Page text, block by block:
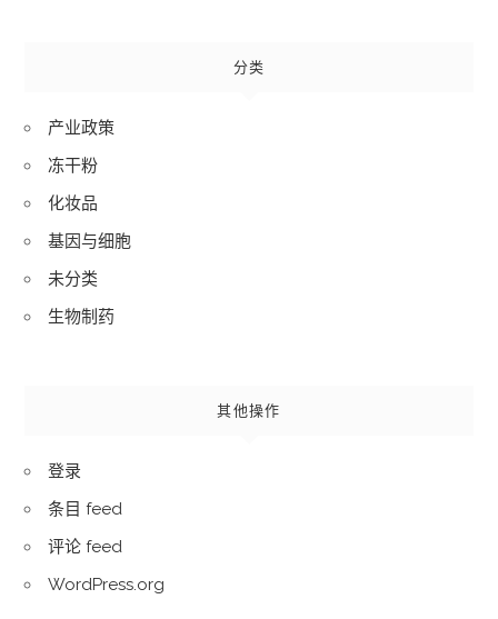
分类
产业政策
冻干粉
化妆品
基因与细胞
未分类
生物制药
其他操作
登录
条目 feed
评论 feed
WordPress.org